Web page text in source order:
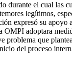
el cual las
legítimos,
expresó su
adoptara
que
del proceso